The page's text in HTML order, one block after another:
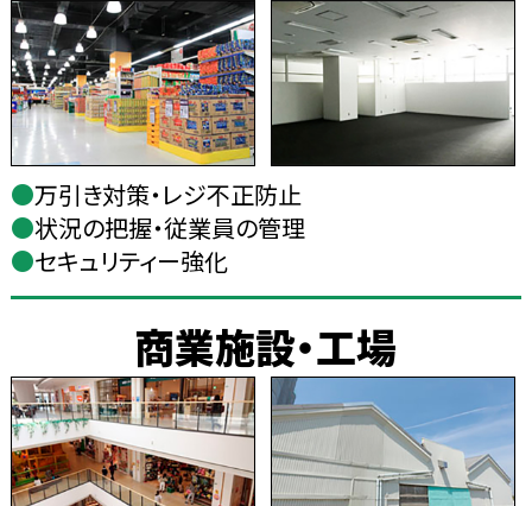
●万引き対策・レジ不正防止
●状況の把握・従業員の管理
●セキュリティー強化
商業施設・工場